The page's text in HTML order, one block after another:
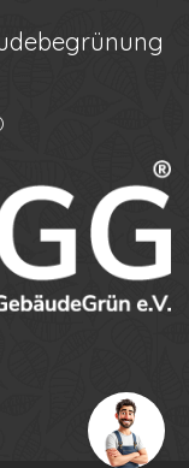
Anton